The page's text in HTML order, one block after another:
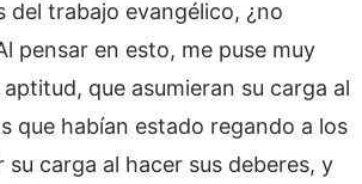
del trabajo evangélico, ¿no
pensar en esto, me puse muy
que asumieran su carga al
que habían estado regando a los
carga al hacer sus deberes, y